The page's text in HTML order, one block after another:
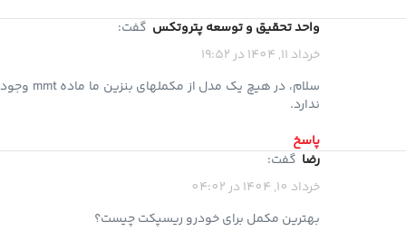
واحد تحقیق و توسعه پتروتکس گفت:
خرداد 11, 1404 در 19:52
سلام، در هیچ یک مدل از مکملهای بنزین ما ماده mmt وجود
ندارد.
پاسخ
رضا گفت:
خرداد 10, 1404 در 04:02
بهترین مکمل برای خودرو ریسپکت چیست؟